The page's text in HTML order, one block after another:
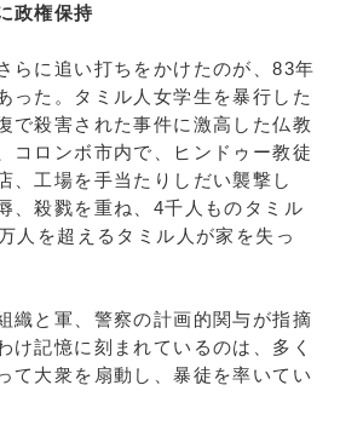
政権保持
らに追い打ちをかけたのが、83年
った。タミル人女学生を暴行した
で殺害された事件に激高した仏教
コロンボ市内で、ヒンドゥー教徒
、工場を手当たりしだい襲撃し
、殺戮を重ね、4千人ものタミル
人を超えるタミル人が家を失っ
織と軍、警察の計画的関与が指摘
け記憶に刻まれているのは、多く
て大衆を扇動し、暴徒を率いてい